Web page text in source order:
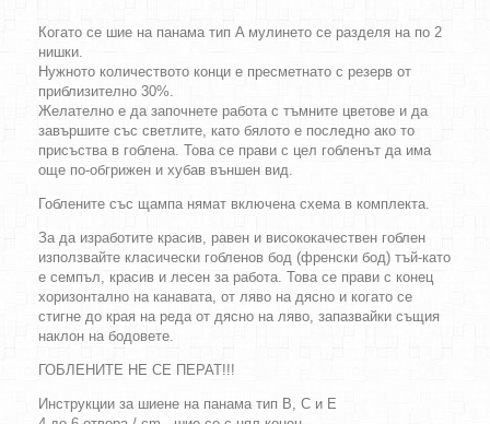
Когато се шие на панама тип A мулинето се разделя на по 2
нишки.
Нужното количеството конци е пресметнато с резерв от
приблизително 30%.
Желателно е да започнете работа с тъмните цветове и да
завършите със светлите, като бялото е последно ако то
присъства в гоблена. Това се прави с цел гобленът да има
още по-обгрижен и хубав външен вид.
Гоблените със щампа нямат включена схема в комплекта.
За да изработите красив, равен и висококачествен гоблен
използвайте класически гобленов бод (френски бод) тъй-като
е семпъл, красив и лесен за работа. Това се прави с конец
хоризонтално на канавата, от ляво на дясно и когато се
стигне до края на реда от дясно на ляво, запазвайки същия
наклон на бодовете.
ГОБЛЕНИТЕ НЕ СЕ ПЕРАТ!!!
Инструкции за шиене на панама тип B, C и E